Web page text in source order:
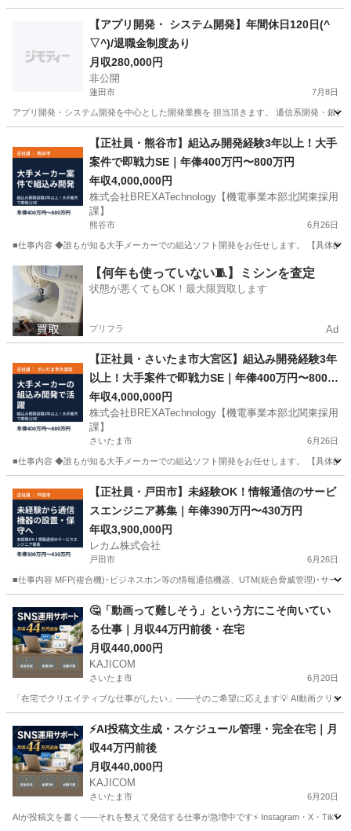
システムコンサルタント 業務
【アプリ開発・ システム開発】年間休日120日(^
▽^)/退職金制度あり
月収280,000円
非公開
蓮田市 7月8日
アプリ開発・システム開発を中心とした開発業務を 担当頂きます。 通信系開発・銀
SE 業務
【正社員・熊谷市】組込み開発経験3年以上！大手
案件で即戦力SE｜年俸400万円〜800万円
年収4,000,000円
株式会社BREXATechnology【機電事業本部北関東採用
課】
熊谷市 6月26日
■仕事内容 ◆誰もが知る大手メーカーでの組込ソフト開発をお任せします。 【具体的
埼玉 熊谷市 IT ソフト
【何年も使っていない🧵】ミシンを査定
状態が悪くてもOK！最大限買取します
プリフラ Ad
【正社員・さいたま市大宮区】組込み開発経験3年
以上！大手案件で即戦力SE｜年俸400万円〜800万
円
年収4,000,000円
株式会社BREXATechnology【機電事業本部北関東採用
課】
さいたま市 6月26日
■仕事内容 ◆誰もが知る大手メーカーでの組込ソフト開発をお任せします。 【具体的
さいたま市 IT ソフト
【正社員・戸田市】未経験OK！情報通信のサービ
スエンジニア募集｜年俸390万円〜430万円
年収3,900,000円
レカム株式会社
戸田市 6月26日
■仕事内容 MFP(複合機)･ビジネスホン等の情報通信機器、UTM(統合脅威管理)･サー
IT 社員
🤔「動画って難しそう」という方にこそ向いてい
る仕事｜月収44万円前後・在宅
月収440,000円
KAJICOM
さいたま市 6月20日
「在宅でクリエイティブな仕事がしたい」——そのご希望に応えます💡 AI動画クリエ
さいたま市 web 未経験
⚡AI投稿文生成・スケジュール管理・完全在宅｜月
収44万円前後
月収440,000円
KAJICOM
さいたま市 6月20日
AIが投稿文を書く——それを整えて発信する仕事が急増中です⚡ Instagram・X・